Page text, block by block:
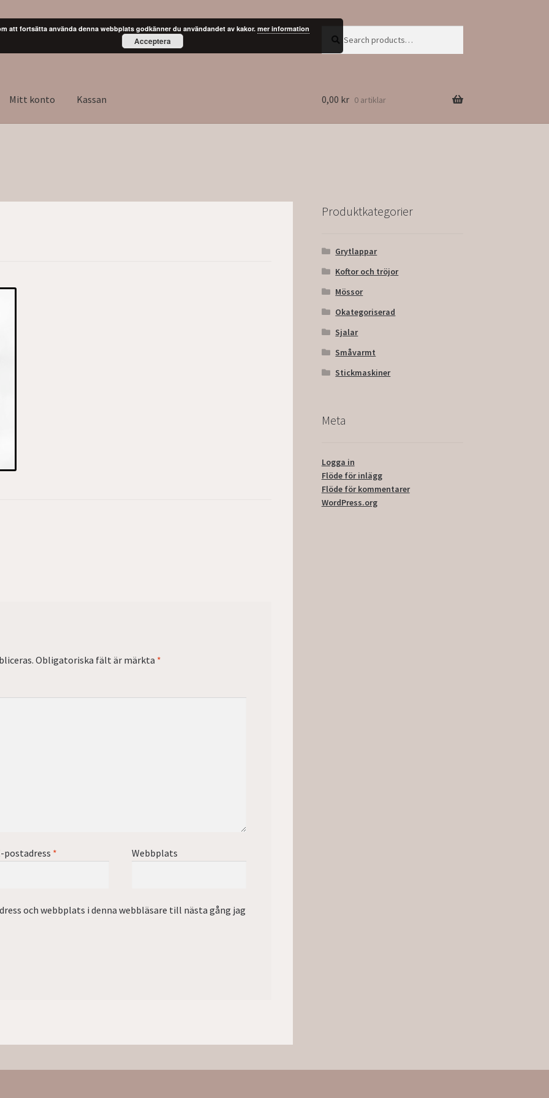
for:
Mitt konto Kassan 0,00 kr 0 artiklar
Obligatoriska fält är märkta *
postadress * Webbplats
och webbplats i denna webbläsare till nästa gång jag
Produktkategorier
Grytlappar
Koftor och tröjor
Mössor
Okategoriserad
Sjalar
Småvarmt
Stickmaskiner
Meta
Logga in
Flöde för inlägg
Flöde för kommentarer
WordPress.org
att fortsätta använda denna webbplats godkänner du användandet av kakor. mer information
Acceptera